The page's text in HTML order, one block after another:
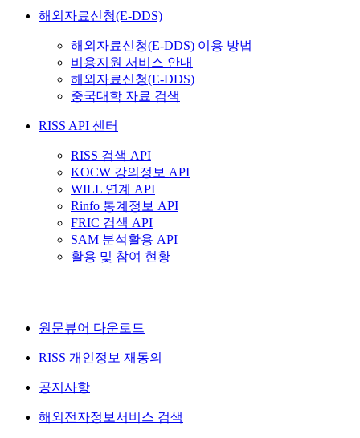
해외자료신청(E-DDS)
해외자료신청(E-DDS) 이용 방법
비용지원 서비스 안내
해외자료신청(E-DDS)
중국대학 자료 검색
RISS API 센터
RISS 검색 API
KOCW 강의정보 API
WILL 연계 API
Rinfo 통계정보 API
FRIC 검색 API
SAM 분석활용 API
활용 및 참여 현황
원문뷰어 다운로드
RISS 개인정보 재동의
공지사항
해외전자정보서비스 검색